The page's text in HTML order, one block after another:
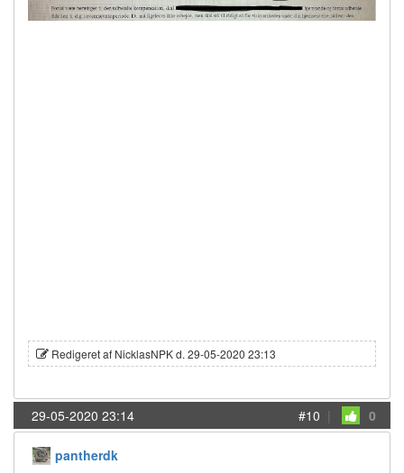
Redigeret af NicklasNPK d. 29-05-2020 23:13
29-05-2020 23:14 #10 | 0
pantherdk